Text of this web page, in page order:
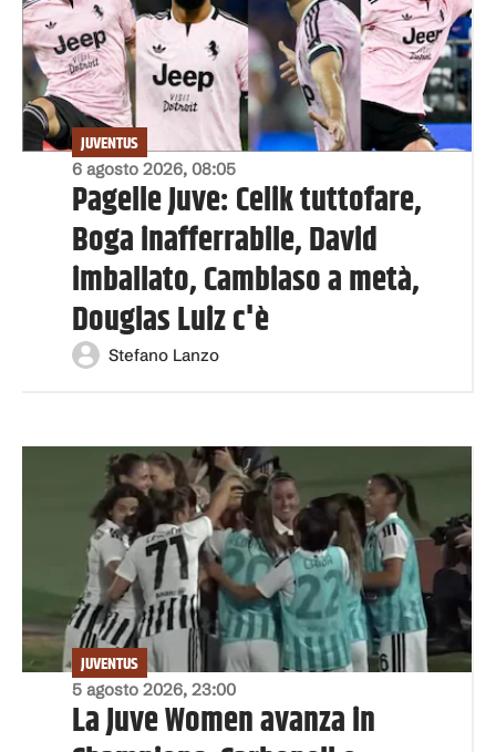
6 agosto 2026, 08:05
JUVENTUS
Pagelle Juve: Celik tuttofare,
Boga inafferrabile, David
imballato, Cambiaso a metà,
Douglas Luiz c'è
Stefano Lanzo
5 agosto 2026, 23:00
JUVENTUS
La Juve Women avanza in